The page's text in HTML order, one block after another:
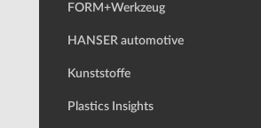
FORM+Werkzeug
HANSER automotive
Kunststoffe
Plastics Insights